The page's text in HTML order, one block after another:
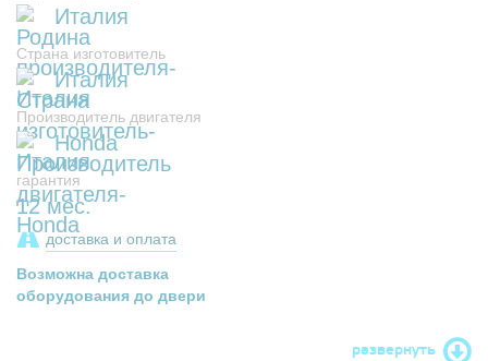
Италия
Страна изготовитель
Италия
Производитель двигателя
Honda
гарантия
12 мес.
доставка и оплата
Возможна доставка
оборудования до двери
развернуть